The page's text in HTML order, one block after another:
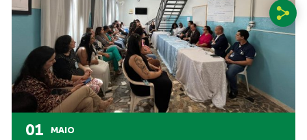
01 MAIO